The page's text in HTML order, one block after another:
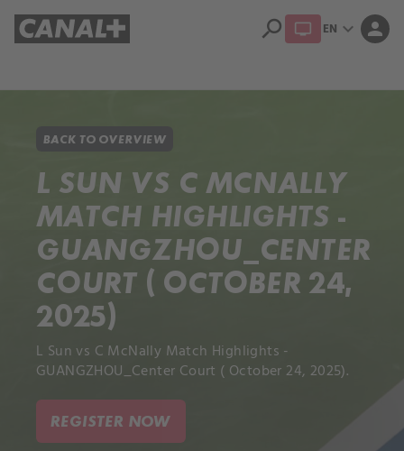
search EN expand_more person
BACK TO OVERVIEW
L SUN VS C MCNALLY
MATCH HIGHLIGHTS -
GUANGZHOU_CENTER
COURT ( OCTOBER 24,
2025)
L Sun vs C McNally Match Highlights -
GUANGZHOU_Center Court ( October 24, 2025).
REGISTER NOW